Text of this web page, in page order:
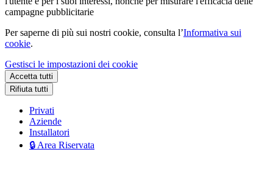
campagne pubblicitarie
Per saperne di più sui nostri cookie, consulta l’Informativa sui
cookie.
Gestisci le impostazioni dei cookie
Accetta tutti
Rifiuta tutti
Privati
Aziende
Installatori
🔒 Area Riservata